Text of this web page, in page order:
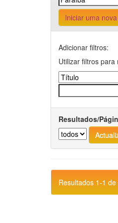
Iniciar uma
Adicionar filtros:
Utilizar filtros
Resultados/
Resultados 1-1 de